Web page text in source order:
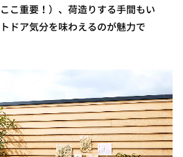
こ重要！）、荷造りする手間もい
ドア気分を味わえるのが魅力で